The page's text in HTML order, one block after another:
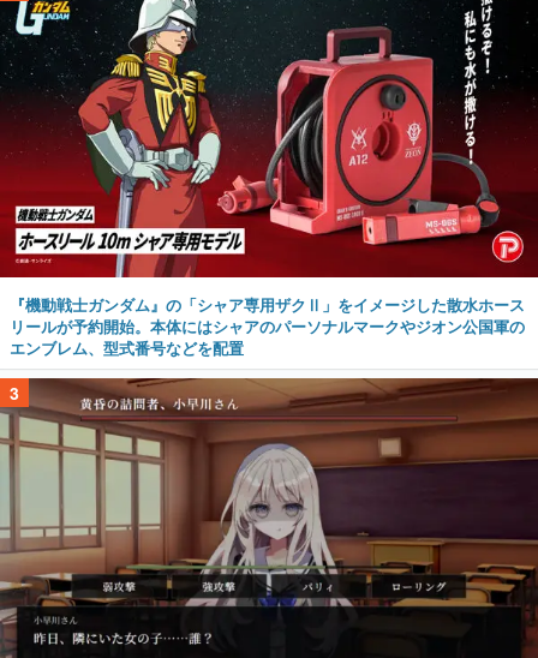
『機動戦士ガンダム』の「シャア専用ザクⅡ」をイメージした散水ホース
リールが予約開始。本体にはシャアのパーソナルマークやジオン公国軍の
エンブレム、型式番号などを配置
3